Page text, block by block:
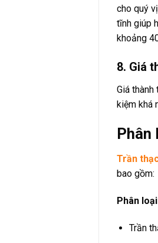
cho quý
tĩnh giúp
khoảng
8. Giá
Giá
kiệm khá
Phân
Trần
bao gồm:
Phân
Trần